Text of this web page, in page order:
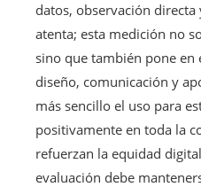
datos, observación
atenta; esta medición no
sino que también pone en
diseño, comunicación y
más sencillo el uso para
positivamente en toda la
refuerzan la equidad
evaluación debe